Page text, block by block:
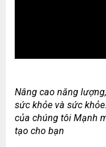
Nâng cao năng
sức khỏe và sức khỏe.
của chúng tôi Mạnh
tạo cho bạn